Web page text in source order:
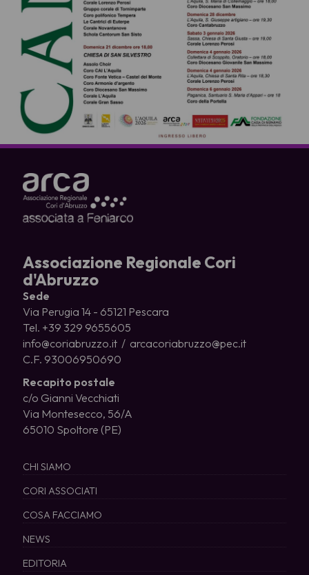
Associazione Regionale Cori
d'Abruzzo
Sede
Via Perugia 14 - 65121 Pescara
Tel. +39 329 9655605
info@coriabruzzo.it / arcacoriabruzzo@pec.it
C.F. 93006950690
Recapito postale
c/o Gianni Vecchiati
Via Montesecco, 56/A
65010 Spoltore (PE)
CHI SIAMO
CORI ASSOCIATI
COSA FACCIAMO
NEWS
EDITORIA